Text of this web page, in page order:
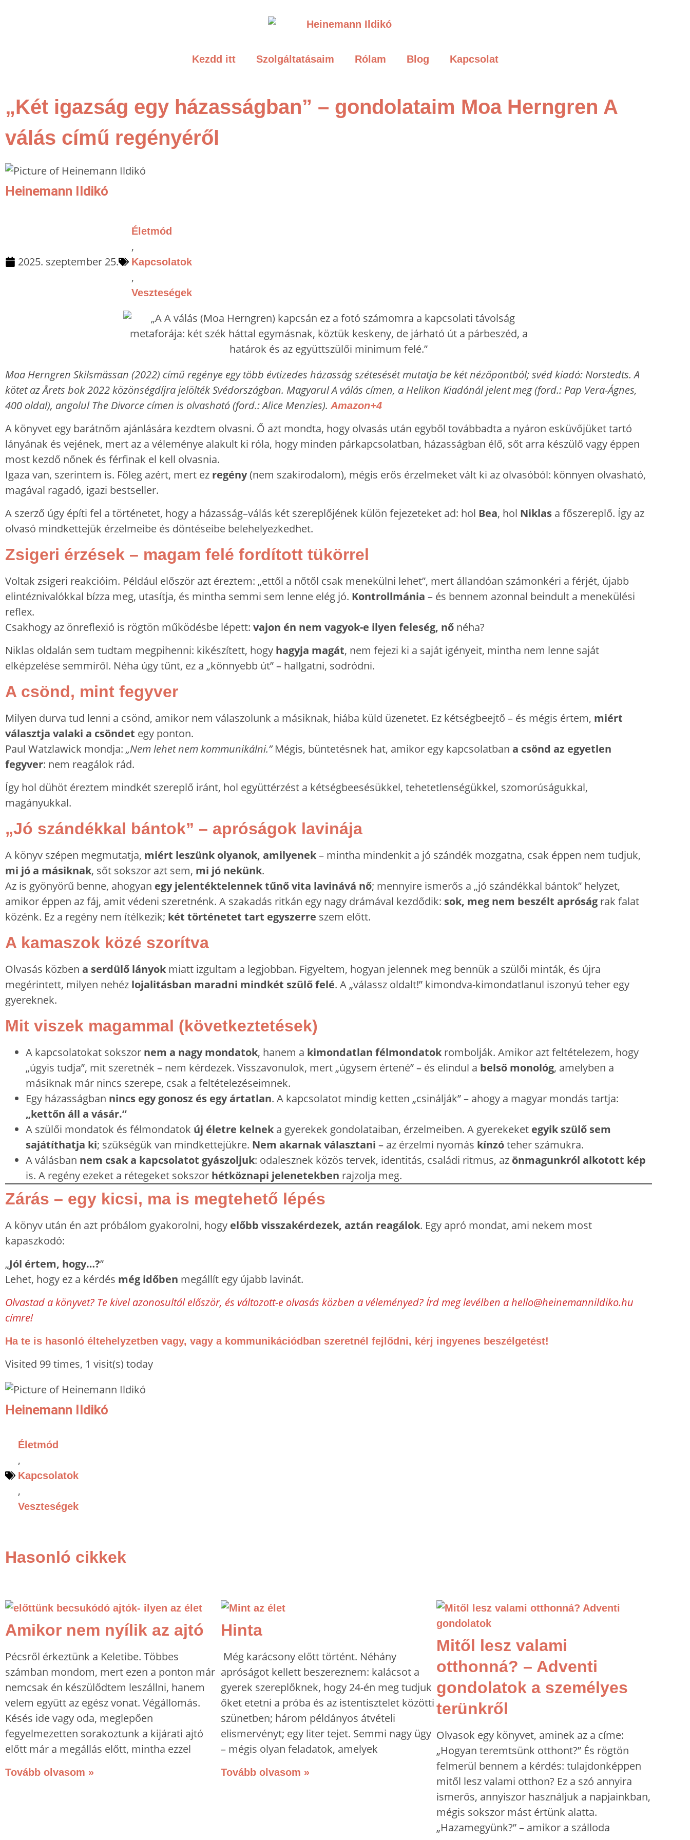
Kezdd itt Szolgáltatásaim Rólam Blog Kapcsolat
„Két igazság egy házasságban” – gondolataim Moa Herngren A
válás című regényéről
Heinemann Ildikó
2025. szeptember 25.
Életmód
,
Kapcsolatok
,
Veszteségek
Moa Herngren Skilsmässan (2022) című regénye egy több évtizedes házasság szétesését mutatja be két nézőpontból; svéd kiadó: Norstedts. A
kötet az Årets bok 2022 közönségdíjra jelölték Svédországban. Magyarul A válás címen, a Helikon Kiadónál jelent meg (ford.: Pap Vera-Ágnes,
400 oldal), angolul The Divorce címen is olvasható (ford.: Alice Menzies). Amazon+4
A könyvet egy barátnőm ajánlására kezdtem olvasni. Ő azt mondta, hogy olvasás után egyből továbbadta a nyáron esküvőjüket tartó
lányának és vejének, mert az a véleménye alakult ki róla, hogy minden párkapcsolatban, házasságban élő, sőt arra készülő vagy éppen
most kezdő nőnek és férfinak el kell olvasnia.
Igaza van, szerintem is. Főleg azért, mert ez regény(nem szakirodalom), mégis erős érzelmeket vált ki az olvasóból: könnyen olvasható,
magával ragadó, igazi bestseller.
A szerző úgy építi fel a történetet, hogy a házasság–válás két szereplőjének külön fejezeteket ad: hol Bea, hol Niklas a főszereplő. Így az
olvasó mindkettejük érzelmeibe és döntéseibe belehelyezkedhet.
Zsigeri érzések – magam felé fordított tükörrel
Voltak zsigeri reakcióim. Például először azt éreztem: „ettől a nőtől csak menekülni lehet”, mert állandóan számonkéri a férjét, újabb
elintéznivalókkal bízza meg, utasítja, és mintha semmi sem lenne elég jó. Kontrollmánia – és bennem azonnal beindult a menekülési
reflex.
Csakhogy az önreflexió is rögtön működésbe lépett: vajon én nem vagyok-e ilyen feleség, nő néha?
Niklas oldalán sem tudtam megpihenni: kikészített, hogy hagyja magát, nem fejezi ki a saját igényeit, mintha nem lenne saját
elképzelése semmiről. Néha úgy tűnt, ez a „könnyebb út” – hallgatni, sodródni.
A csönd, mint fegyver
Milyen durva tud lenni a csönd, amikor nem válaszolunk a másiknak, hiába küld üzenetet. Ez kétségbeejtő – és mégis értem, miért
választja valaki a csöndet egy ponton.
Paul Watzlawick mondja: „Nem lehet nem kommunikálni.”Mégis, büntetésnek hat, amikor egy kapcsolatban a csönd az egyetlen
fegyver: nem reagálok rád.
Így hol dühöt éreztem mindkét szereplő iránt, hol együttérzést a kétségbeesésükkel, tehetetlenségükkel, szomorúságukkal,
magányukkal.
„Jó szándékkal bántok” – apróságok lavinája
A könyv szépen megmutatja, miért leszünk olyanok, amilyenek– mintha mindenkit a jó szándék mozgatna, csak éppen nem tudjuk,
mi jó a másiknak, sőt sokszor azt sem, mi jó nekünk.
Az is gyönyörű benne, ahogyan egy jelentéktelennek tűnő vita lavinává nő; mennyire ismerős a „jó szándékkal bántok” helyzet,
amikor éppen az fáj, amit védeni szeretnénk. A szakadás ritkán egy nagy drámával kezdődik: sok, meg nem beszélt apróság rak falat
közénk. Ez a regény nem ítélkezik; két történetet tart egyszerre szem előtt.
A kamaszok közé szorítva
Olvasás közben a serdülő lányok miatt izgultam a legjobban. Figyeltem, hogyan jelennek meg bennük a szülői minták, és újra
megérintett, milyen nehéz lojalitásban maradni mindkét szülő felé. A „válassz oldalt!” kimondva-kimondatlanul iszonyú teher egy
gyereknek.
Mit viszek magammal (következtetések)
A kapcsolatokat sokszor nem a nagy mondatok, hanem a kimondatlan félmondatok rombolják. Amikor azt feltételezem, hogy
„úgyis tudja”, mit szeretnék – nem kérdezek. Visszavonulok, mert „úgysem értené” – és elindul a belső monológ, amelyben a
másiknak már nincs szerepe, csak a feltételezéseimnek.
Egy házasságban nincs egy gonosz és egy ártatlan. A kapcsolatot mindig ketten „csinálják” – ahogy a magyar mondás tartja:
„kettőn áll a vásár.”
A szülői mondatok és félmondatok új életre kelnek a gyerekek gondolataiban, érzelmeiben. A gyerekeket egyik szülő sem
sajátíthatja ki; szükségük van mindkettejükre. Nem akarnak választani – az érzelmi nyomás kínzóteher számukra.
A válásban nem csak a kapcsolatot gyászoljuk: odalesznek közös tervek, identitás, családi ritmus, az önmagunkról alkotott kép
is. A regény ezeket a rétegeket sokszor hétköznapi jelenetekben rajzolja meg.
Zárás – egy kicsi, ma is megtehető lépés
A könyv után én azt próbálom gyakorolni, hogy előbb visszakérdezek, aztán reagálok. Egy apró mondat, ami nekem most
kapaszkodó:
„Jól értem, hogy…?”
Lehet, hogy ez a kérdés még időben megállít egy újabb lavinát.
Olvastad a könyvet? Te kivel azonosultál először, és változott-e olvasás közben a véleményed? Írd meg levélben a hello@heinemannildiko.hu
címre!
Ha te is hasonló éltehelyzetben vagy, vagy a kommunikációdban szeretnél fejlődni, kérj ingyenes beszélgetést!
Visited 99 times, 1 visit(s) today
Heinemann Ildikó
Életmód
,
Kapcsolatok
,
Veszteségek
Hasonló cikkek
Amikor nem nyílik az ajtó
Pécsről érkeztünk a Keletibe. Többes
számban mondom, mert ezen a ponton már
nemcsak én készülődtem leszállni, hanem
velem együtt az egész vonat. Végállomás.
Késés ide vagy oda, meglepően
fegyelmezetten sorakoztunk a kijárati ajtó
előtt már a megállás előtt, mintha ezzel
Tovább olvasom »
Hinta
Még karácsony előtt történt. Néhány
apróságot kellett beszereznem: kalácsot a
gyerek szereplőknek, hogy 24-én meg tudjuk
őket etetni a próba és az istentisztelet közötti
szünetben; három példányos átvételi
elismervényt; egy liter tejet. Semmi nagy ügy
– mégis olyan feladatok, amelyek
Tovább olvasom »
Mitől lesz valami
otthonná? – Adventi
gondolatok a személyes
terünkről
Olvasok egy könyvet, aminek az a címe:
„Hogyan teremtsünk otthont?” És rögtön
felmerül bennem a kérdés: tulajdonképpen
mitől lesz valami otthon? Ez a szó annyira
ismerős, annyiszor használjuk a napjainkban,
mégis sokszor mást értünk alatta.
„Hazamegyünk?” – amikor a szálloda